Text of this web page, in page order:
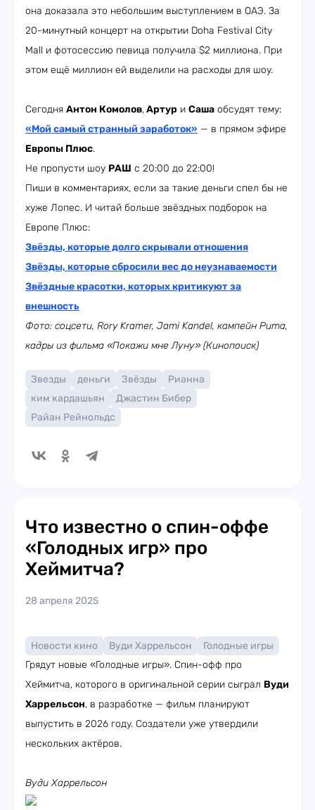
она доказала это небольшим выступлением в ОАЭ. За
20-минутный концерт на открытии Doha Festival City
Mall и фотосессию певица получила $2 миллиона. При
этом ещё миллион ей выделили на расходы для шоу.
Сегодня Антон Комолов,Артур и Саша обсудят тему:
«Мой самый странный заработок» — в прямом эфире
Европы Плюс.
Не пропусти шоу РАШ с 20:00 до 22:00!
Пиши в комментариях, если за такие деньги спел бы не
хуже Лопес. И читай больше звёздных подборок на
Европе Плюс:
Звёзды, которые долго скрывали отношения
Звёзды, которые сбросили вес до неузнаваемости
Звёздные красотки, которых критикуют за
внешность
Фото: соцсети, Rory Kramer, Jami Kandel, кампейн Puma,
кадры из фильма «Покажи мне Луну» (Кинопоиск)
Звезды деньги Звёзды
Рианна
ким кардашьян
Джастин Бибер
Райан Рейнольдс
Что известно о спин-оффе
«Голодных игр» про
Хеймитча?
28 апреля 2025
Новости кино Вуди Харрельсон
Голодные игры
Грядут новые «Голодные игры». Спин-офф про
Хеймитча, которого в оригинальной серии сыграл Вуди
Харрельсон, в разработке — фильм планируют
выпустить в 2026 году. Создатели уже утвердили
нескольких актёров.
Вуди Харрельсон